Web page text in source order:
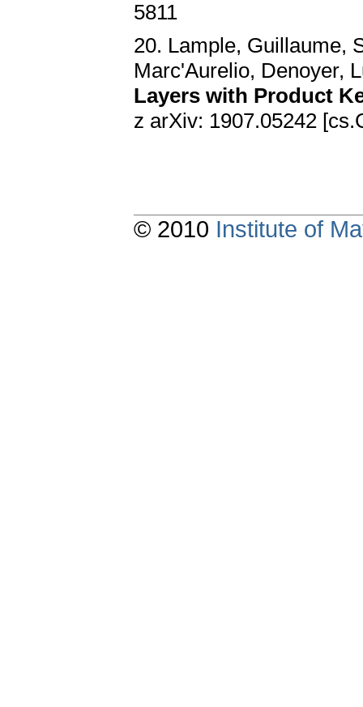
5811
20. Lample, Guillaume,
Marc'Aurelio, Denoyer,
Layers with Product
z arXiv: 1907.05242
© 2010 Institute of